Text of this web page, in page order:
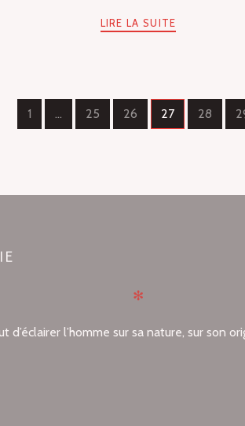
LIRE LA SUITE
PAGE
1 … PAGE
25 PAGE
26 PAGE
27 PAGE
28
✻
d’éclairer l’homme sur sa nature, sur son